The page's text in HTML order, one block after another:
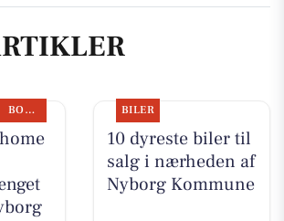
BOLIGMARKED BILER
10 dyreste biler til
salg i nærheden af
Nyborg Kommune